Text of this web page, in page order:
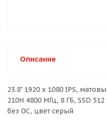
Описание
23.8" 1920 x 1080 IPS,
210H 4800 МГц, 8 ГБ, SSD
без ОС, цвет серый